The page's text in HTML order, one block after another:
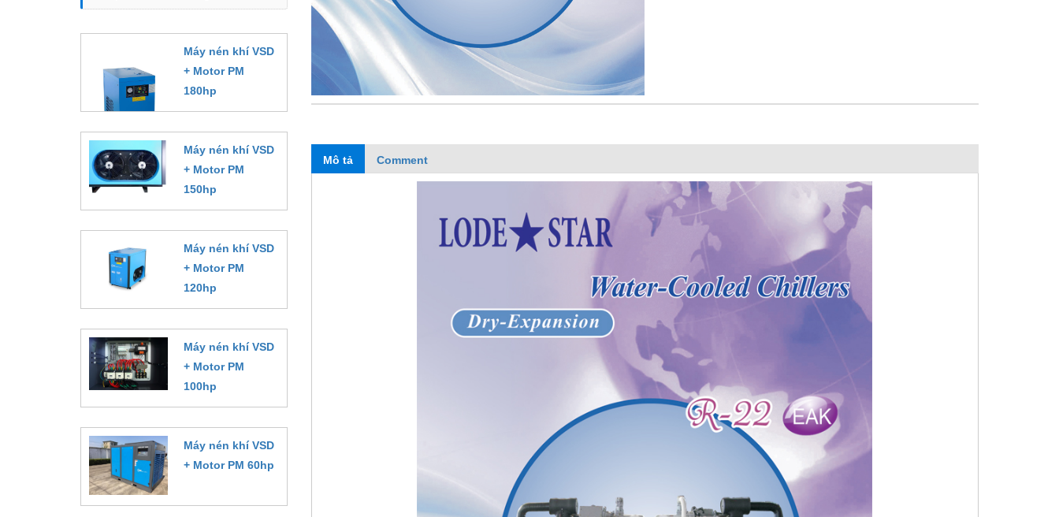
Mô tả Comment
Máy nén khí VSD
+ Motor PM
180hp
Máy nén khí VSD
+ Motor PM
150hp
Máy nén khí VSD
+ Motor PM
120hp
Máy nén khí VSD
+ Motor PM
100hp
Máy nén khí VSD
+ Motor PM 60hp